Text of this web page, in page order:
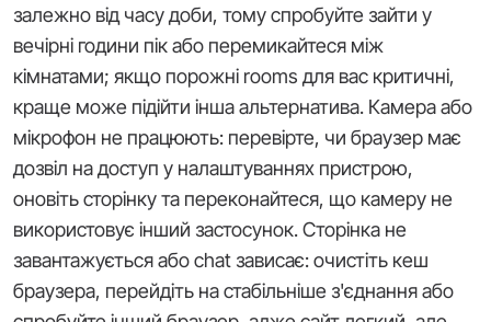
залежно від часу доби, тому спробуйте зайти у
вечірні години пік або перемикайтеся між
кімнатами; якщо порожні rooms для вас критичні,
краще може підійти інша альтернатива. Камера або
мікрофон не працюють: перевірте, чи браузер має
дозвіл на доступ у налаштуваннях пристрою,
оновіть сторінку та переконайтеся, що камеру не
використовує інший застосунок. Сторінка не
завантажується або chat зависає: очистіть кеш
браузера, перейдіть на стабільніше з'єднання або